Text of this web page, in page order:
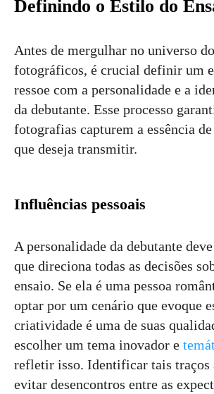
Definindo o Estilo do
Antes de mergulhar no universo
fotográficos, é crucial definir um
ressoe com a personalidade e a
da debutante. Esse processo
fotografias capturem a essência
que deseja transmitir.
Influências pessoais
A personalidade da debutante
que direciona todas as decisões
ensaio. Se ela é uma pessoa
optar por um cenário que evoque
criatividade é uma de suas
escolher um tema inovador e
refletir isso. Identificar tais traços
evitar desencontros entre as